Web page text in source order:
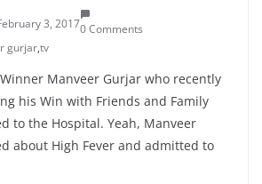
3, 20170 Comments
gurjar,tv
Manveer Gurjar who recently
his Win with Friends and Family
to the Hospital. Yeah, Manveer
about High Fever and admitted to